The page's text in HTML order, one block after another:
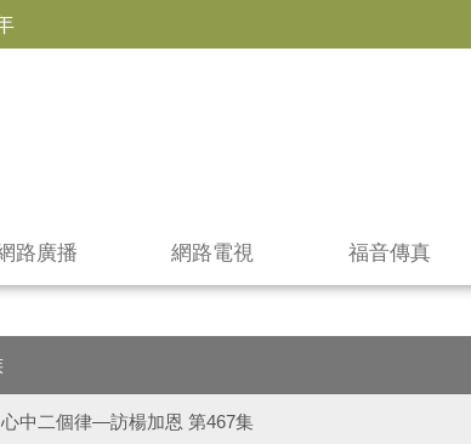
路廣播 網路電視 福音傳真
心中二個律—訪楊加恩 第467集